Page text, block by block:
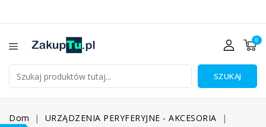
0
SZUKAJ
Dom
URZĄDZENIA PERYFERYJNE - AKCESORIA